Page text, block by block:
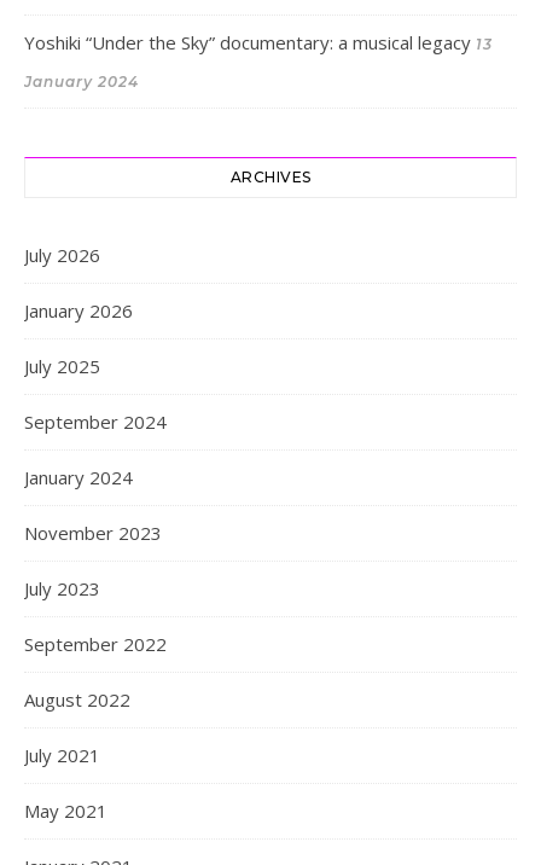
Yoshiki “Under the Sky” documentary: a musical legacy 13
January 2024
ARCHIVES
July 2026
January 2026
July 2025
September 2024
January 2024
November 2023
July 2023
September 2022
August 2022
July 2021
May 2021